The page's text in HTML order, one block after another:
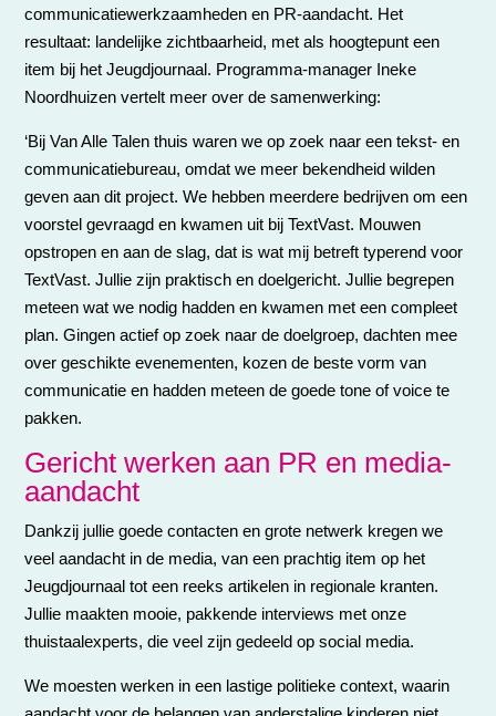
communicatiewerkzaamheden en PR-aandacht. Het
resultaat: landelijke zichtbaarheid, met als hoogtepunt een
item bij het Jeugdjournaal. Programma-manager Ineke
Noordhuizen vertelt meer over de samenwerking:
‘Bij Van Alle Talen thuis waren we op zoek naar een tekst- en
communicatiebureau, omdat we meer bekendheid wilden
geven aan dit project. We hebben meerdere bedrijven om een
voorstel gevraagd en kwamen uit bij TextVast. Mouwen
opstropen en aan de slag, dat is wat mij betreft typerend voor
TextVast. Jullie zijn praktisch en doelgericht. Jullie begrepen
meteen wat we nodig hadden en kwamen met een compleet
plan. Gingen actief op zoek naar de doelgroep, dachten mee
over geschikte evenementen, kozen de beste vorm van
communicatie en hadden meteen de goede tone of voice te
pakken.
Gericht werken aan PR en media-
aandacht
Dankzij jullie goede contacten en grote netwerk kregen we
veel aandacht in de media, van een prachtig item op het
Jeugdjournaal tot een reeks artikelen in regionale kranten.
Jullie maakten mooie, pakkende interviews met onze
thuistaalexperts, die veel zijn gedeeld op social media.
We moesten werken in een lastige politieke context, waarin